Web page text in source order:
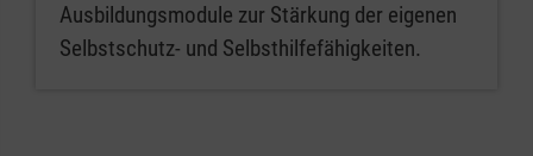
Ausbildungsmodule zur Stärkung der eigenen
Selbstschutz- und Selbsthilfefähigkeiten.